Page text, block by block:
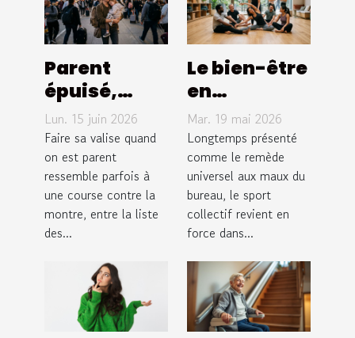
Parent
épuisé,
voyage
inoubliable :
mission
possible ?
Lun. 15 juin 2026
Faire sa valise quand
on est parent
ressemble parfois à
une course contre la
montre, entre la liste
des...
Le bien-être
en
entreprise
passe-t-il
forcément
par le sport
collectif ?
Mar. 19 mai 2026
Longtemps présenté
comme le remède
universel aux maux du
bureau, le sport
collectif revient en
force dans...